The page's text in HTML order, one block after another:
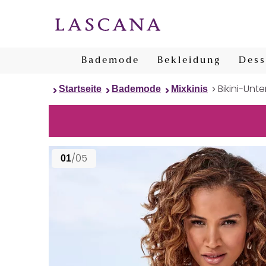
Bademode Bekleidung
Startseite Bademode Mixkinis Bikini-
01/05